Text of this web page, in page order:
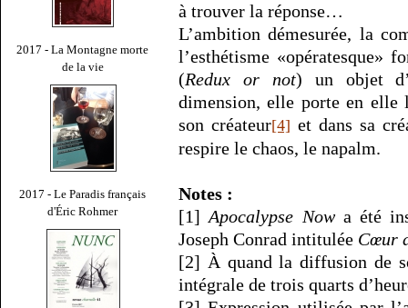
2017 - La Montagne morte
de la vie
2017 - Le Paradis français
d'Éric Rohmer
à trouver la réponse…
L’ambition démesurée, la
l’esthétisme «opératesque»
(Redux or not) un objet
dimension, elle porte en elle
son créateur[4] et dans sa
respire le chaos, le napalm.
Notes :
[1]Apocalypse Nowa été
Joseph Conrad intitulée Cœur
[2] À quand la diffusion de
intégrale de trois quarts